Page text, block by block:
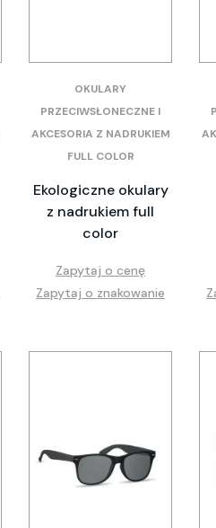
OKULARY
PRZECIWSŁONECZNE I
AKCESORIA Z NADRUKIEM
FULL COLOR
Ekologiczne okulary
z nadrukiem full
color
Zapytaj o cenę
Zapytaj o znakowanie